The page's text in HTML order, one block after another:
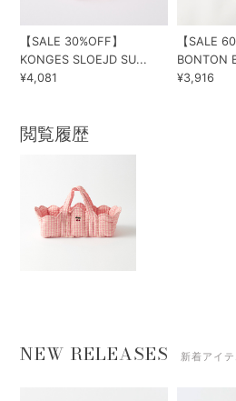
【SALE 30%OFF】
KONGES SLOEJD SU...
¥4,081
【SALE
BONTON
¥3,916
閲覧履歴
NEW RELEASES 新着アイテ